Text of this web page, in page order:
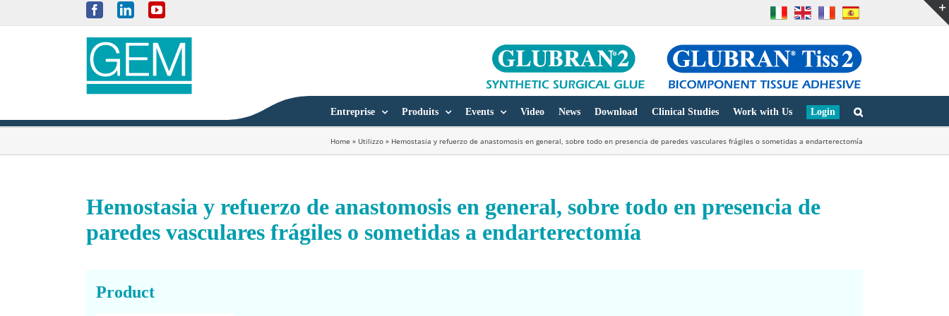
FacebookLinkedInYouTube
Entreprise Produits Events Video News Download Clinical Studies Work with Us Login
Home » Utilizzo » Hemostasia y refuerzo de anastomosis en general, sobre todo en presencia de paredes vasculares frágiles o sometidas a endarterectomía
Hemostasia y refuerzo de anastomosis en general, sobre todo en presencia de
paredes vasculares frágiles o sometidas a endarterectomía
Product